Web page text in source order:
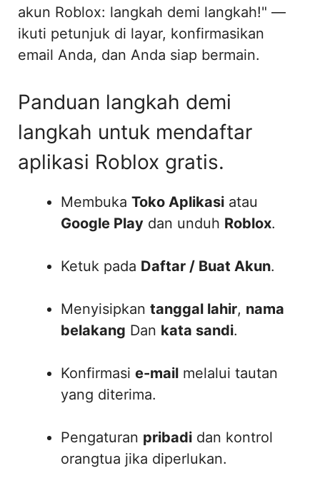
akun Roblox: langkah demi langkah!" —
ikuti petunjuk di layar, konfirmasikan
email Anda, dan Anda siap bermain.
Panduan langkah demi
langkah untuk mendaftar
aplikasi Roblox gratis.
Membuka Toko Aplikasi atau
Google Play dan unduh Roblox.
Ketuk pada Daftar / Buat Akun.
Menyisipkan tanggal lahir, nama
belakang Dan kata sandi.
Konfirmasi e-mail melalui tautan
yang diterima.
Pengaturan pribadi dan kontrol
orangtua jika diperlukan.